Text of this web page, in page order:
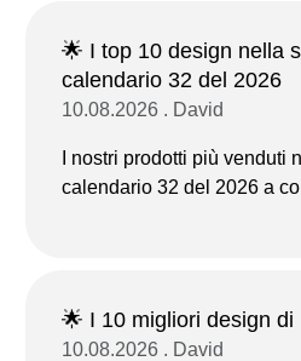
🌟 I top 10 design nella
calendario 32 del 2026
10.08.2026 . David
I nostri prodotti più venduti
calendario 32 del 2026 a
🌟 I 10 migliori design di
10.08.2026 . David